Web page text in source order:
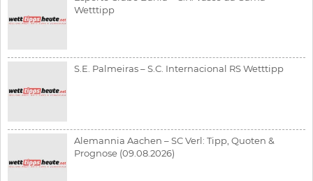
Wetttipp
S.E. Palmeiras – S.C. Internacional RS Wetttipp
Alemannia Aachen – SC Verl: Tipp, Quoten &
Prognose (09.08.2026)